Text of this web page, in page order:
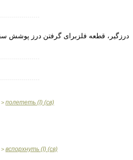
> полететь (I) (св)
> вспорхнуть (I) (св)